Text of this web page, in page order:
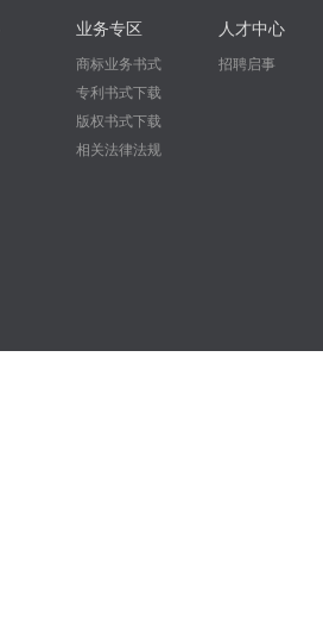
业务专区
商标业务书式
专利书式下载
版权书式下载
相关法律法规
人才中心
招聘启事